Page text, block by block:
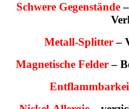
Schwere Gegenstände
Metall-Splitter–
Magnetische Felder–